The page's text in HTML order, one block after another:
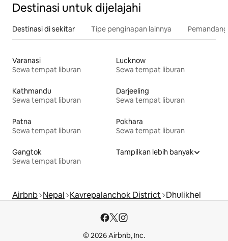
Destinasi untuk dijelajahi
Destinasi di sekitar Tipe penginapan lainnya
Varanasi
Sewa tempat liburan
Lucknow
Sewa tempat liburan
Kathmandu
Sewa tempat liburan
Darjeeling
Sewa tempat liburan
Patna
Sewa tempat liburan
Pokhara
Sewa tempat liburan
Gangtok
Sewa tempat liburan
Tampilkan lebih banyak
Airbnb Nepal Kavrepalanchok District Dhulikhel
© 2026 Airbnb, Inc.